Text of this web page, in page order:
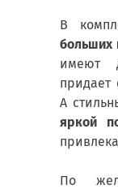
В
больших
имеют
придает
А
яркой
По